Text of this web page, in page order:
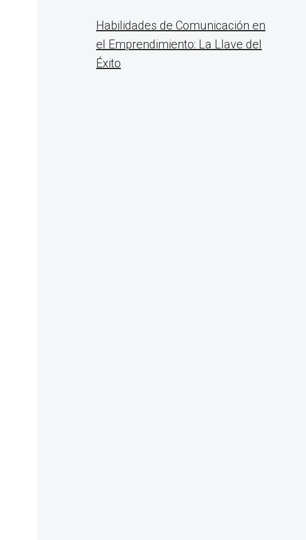
Habilidades de Comunicación en
el Emprendimiento: La Llave del
Éxito